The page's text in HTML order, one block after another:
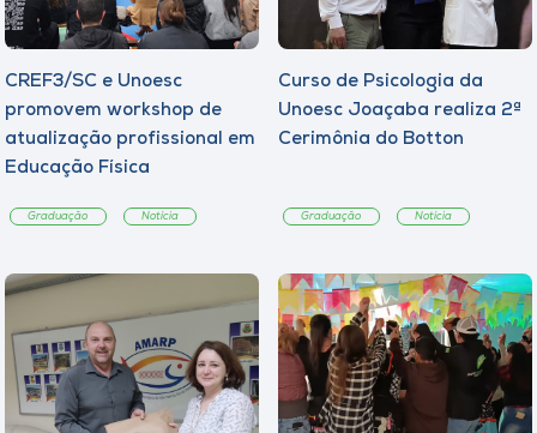
CREF3/SC e Unoesc
promovem workshop de
atualização profissional em
Educação Física
Graduação Notícia
Curso de Psicologia da
Unoesc Joaçaba realiza 2ª
Cerimônia do Botton
Graduação Notícia